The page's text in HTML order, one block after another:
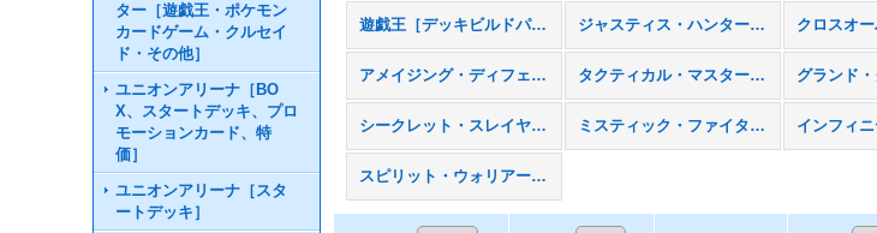
ター［遊戯王・ポケモン
カードゲーム・クルセイ
ド・その他］
ユニオンアリーナ［BO
X、スタートデッキ、プロ
モーションカード、特
価］
ユニオンアリーナ［スタ
ートデッキ］
遊戯王［デッキビルドパック］ (全商品) ジャスティス・ハンターズ（ＤＢＪＨ）
アメイジング・ディフェンダーズ（ＤＢＡＤ） タクティカル・マスターズ（ＤＢＴＭ）
シークレット・スレイヤーズ（ＤＢＳＳ） ミスティック・ファイターズ（ＤＢＭＦ）
スピリット・ウォリアーズ（ＤＢＳＷ）